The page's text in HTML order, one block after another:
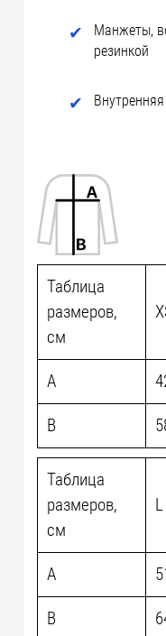
Манжеты,
резинкой
Таблица
размеров,
см
A
B
Таблица
размеров,
см
L
A
B